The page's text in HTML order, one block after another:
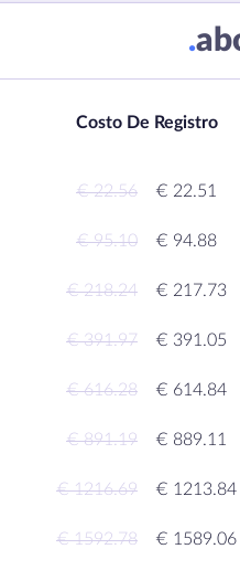
.
Costo De Registro
€ 22.56 € 22.51
€ 95.10 € 94.88
€ 218.24 € 217.73
€ 391.97 € 391.05
€ 616.28 € 614.84
€ 891.19 € 889.11
€ 1216.69 € 1213.84
€ 1592.78 € 1589.06